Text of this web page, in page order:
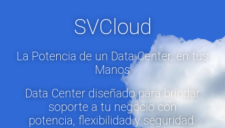
SVCloud
La Potencia de un Data Center, en tus
Manos
Data Center diseñado para brindar
soporte a tu negocio con
potencia, flexibilidad y seguridad.